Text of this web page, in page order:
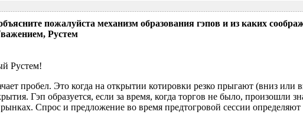
пожалуйста механизм образования гэпов и из каких
Рустем
Рустем!
пробел. Это когда на открытии котировки резко прыгают (вниз или
Гэп образуется, если за время, когда торгов не было, произошли
Спрос и предложение во время предтогровой сессии определяют